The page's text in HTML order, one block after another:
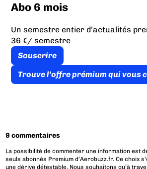
Abo 6 mois
Un semestre entier d’actualités
36 €/ semestre
Souscrire
Trouve l’offre prémium qui vous
9 commentaires
La possibilité de commenter une information est
seuls abonnés Premium d’Aerobuzz.fr. Ce choix
une dérive détestable. Nous souhaitons qu’à